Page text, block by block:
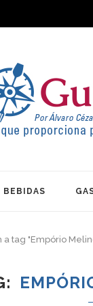
BEBIDAS
a tag "Empório